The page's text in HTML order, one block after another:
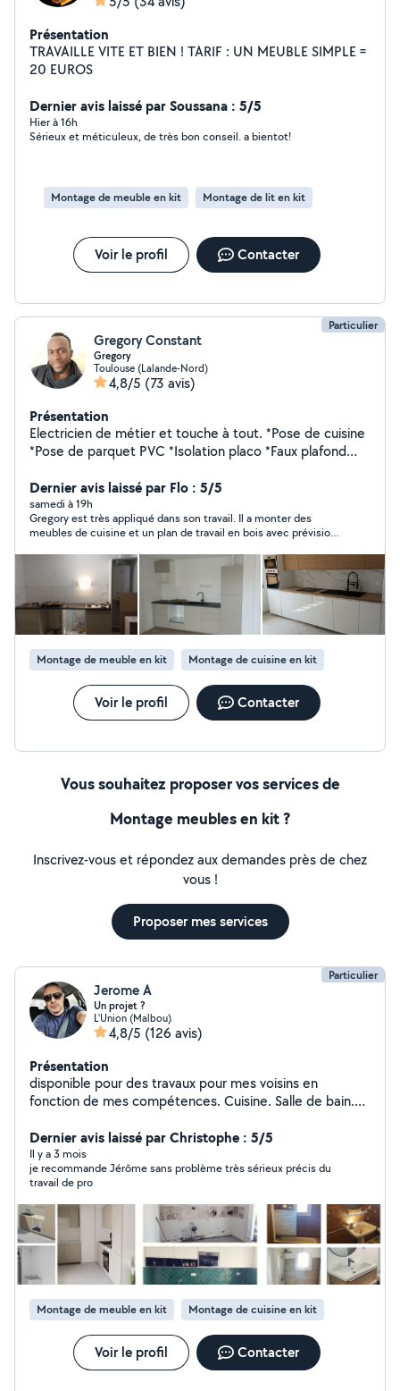
Présentation
TRAVAILLE VITE ET BIEN ! TARIF : UN MEUBLE SIMPLE =
20 EUROS
Dernier avis laissé par Soussana : 5/5
Hier à 16h
Sérieux et méticuleux, de très bon conseil. a bientot!
Montage de meuble en kit Montage de lit en kit
Voir le profil Contacter
Particulier
Gregory Constant
Gregory
Toulouse (Lalande-Nord)
4,8/5 (73 avis)
Présentation
Electricien de métier et touche à tout. *Pose de cuisine
*Pose de parquet PVC *Isolation placo *Faux plafond
*Réparation vélo
Dernier avis laissé par Flo : 5/5
samedi à 19h
Gregory est très appliqué dans son travail. Il a monter des
meubles de cuisine et un plan de travail en bois avec prévision.
comme prévu finir une bricole et un autre travail que je lui ai
confié. J ai entière confiance en lui. Merci Gregory pour votre
travail !
Montage de meuble en kit Montage de cuisine en kit
Voir le profil Contacter
Vous souhaitez proposer vos services de
Montage meubles en kit ?
Inscrivez-vous et répondez aux demandes près de chez
vous !
Proposer mes services
Particulier
Jerome A
Un projet ?
L'Union (Malbou)
4,8/5 (126 avis)
Présentation
disponible pour des travaux pour mes voisins en
fonction de mes compétences. Cuisine. Salle de bain.
Nettoyage. Renovation N'hésitez pas car je suis sur
L'union donc pas loin. En vous remerciant et au plaisir de
pouvoir vous aider.
Dernier avis laissé par Christophe : 5/5
Il y a 3 mois
je recommande Jérôme sans problème très sérieux précis du
travail de pro
Montage de meuble en kit Montage de cuisine en kit
Voir le profil Contacter